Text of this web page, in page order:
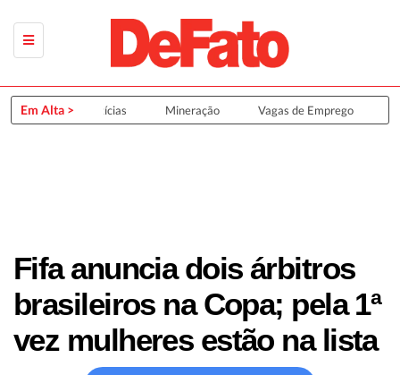
Em Alta >
Últimas Notícias Mineração Vagas de Emprego
Fifa anuncia dois árbitros
brasileiros na Copa; pela 1ª
vez mulheres estão na lista